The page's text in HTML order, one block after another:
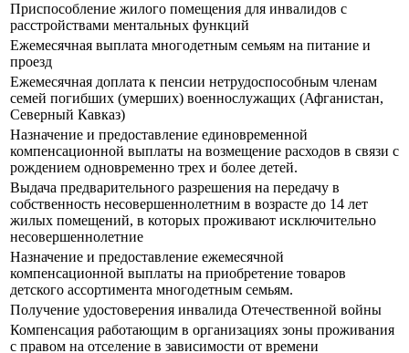
Приспособление жилого помещения для инвалидов с
расстройствами ментальных функций
Ежемесячная выплата многодетным семьям на питание и
проезд
Ежемесячная доплата к пенсии нетрудоспособным членам
семей погибших (умерших) военнослужащих (Афганистан,
Северный Кавказ)
Назначение и предоставление единовременной
компенсационной выплаты на возмещение расходов в связи с
рождением одновременно трех и более детей.
Выдача предварительного разрешения на передачу в
собственность несовершеннолетним в возрасте до 14 лет
жилых помещений, в которых проживают исключительно
несовершеннолетние
Назначение и предоставление ежемесячной
компенсационной выплаты на приобретение товаров
детского ассортимента многодетным семьям.
Получение удостоверения инвалида Отечественной войны
Компенсация работающим в организациях зоны проживания
с правом на отселение в зависимости от времени